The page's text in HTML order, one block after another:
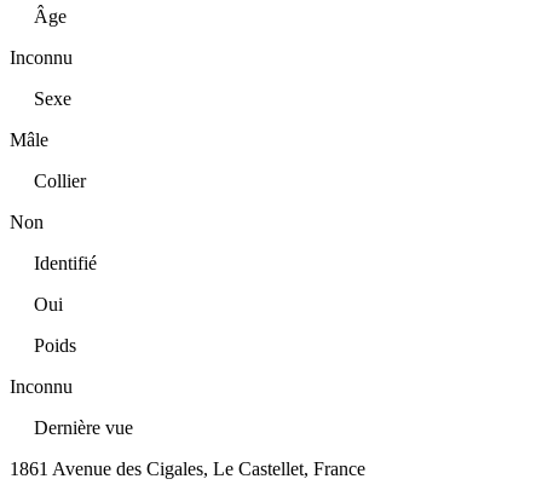
Âge
Inconnu
Sexe
Mâle
Collier
Non
Identifié
Oui
Poids
Inconnu
Dernière vue
1861 Avenue des Cigales, Le Castellet, France